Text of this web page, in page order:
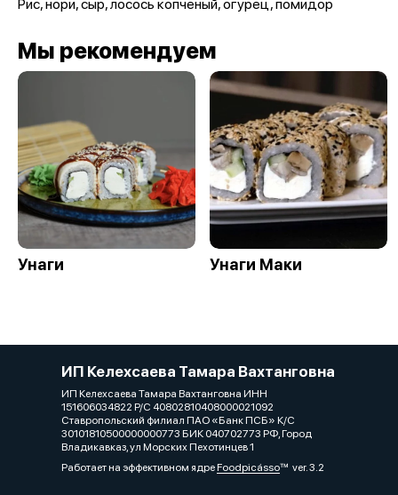
Рис, нори, сыр, лосось копченый, огурец, помидор
Мы рекомендуем
Унаги Унаги Маки
ИП Келехсаева Тамара Вахтанговна
ИП Келехсаева Тамара Вахтанговна ИНН
151606034822 Р/С 40802810408000021092
Ставропольский филиал ПАО «Банк ПСБ» К/С
30101810500000000773 БИК 040702773 РФ, Город
Владикавказ, ул Морских Пехотинцев 1
Работает на эффективном ядреFoodpicássover. 3.2